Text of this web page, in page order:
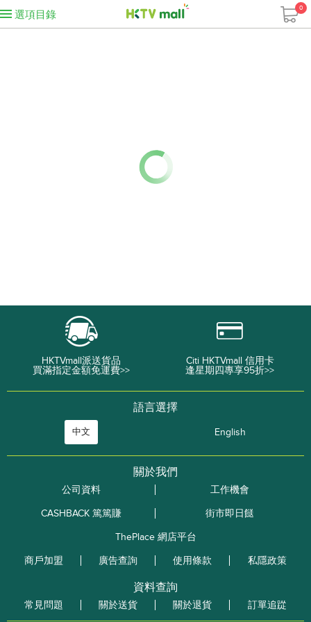
選項目錄
0
HKTVmall派送貨品
買滿指定金額免運費>>
Citi HKTVmall 信用卡
逢星期四專享95折>>
語言選擇
中文 English
關於我們
公司資料
工作機會
CASHBACK 篤篤賺
街市即日餸
ThePlace 網店平台
商戶加盟
廣告查詢 使用條款 私隱政策
資料查詢
常見問題 關於送貨 關於退貨 訂單追踨